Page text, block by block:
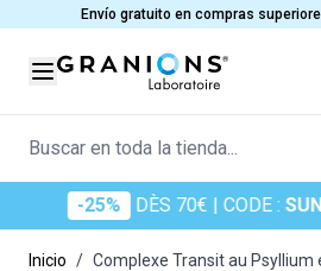
Ir al contenidoEnvío gratuito en compras
Buscar en toda la tienda...
DÈS 70€| CODE :SUN25
Inicio / Complexe Transit au Psyllium